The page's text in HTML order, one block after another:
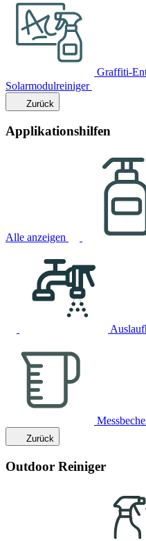
Graffiti-
Solarmodulreiniger
Zurück
Applikationshilfen
Alle anzeigen
Zurück
Outdoor Reiniger